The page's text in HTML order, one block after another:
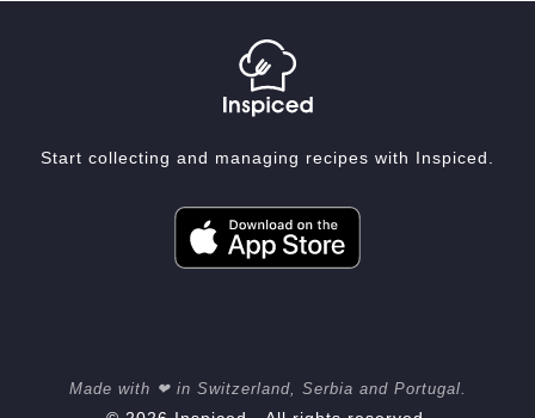
Start collecting and managing recipes with Inspiced.
Made with ❤ in Switzerland, Serbia and Portugal.